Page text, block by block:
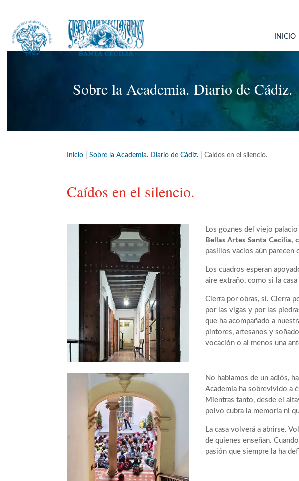
INICIO
Sobre la Academia. Diario de Cádiz.
Inicio |Sobre la Academia. Diario de Cádiz. |Caídos en el silencio.
Caídos en el silencio.
Los goznes del viejo
Bellas Artes Santa Cecilia,
pasillos vacíos aún parecen
Los cuadros esperan
aire extraño, como si la
Cierra por obras, sí. Cierra
por las vigas y por las
que ha acompañado a
pintores, artesanos y
vocación o al menos una
No hablamos de un adiós,
Academia ha sobrevivido a
Mientras tanto, desde el
polvo cubra la memoria ni
La casa volverá a abrirse.
de quienes enseñan.
pasión que siempre la ha